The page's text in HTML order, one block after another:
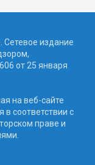
издание
от 25 января
на веб-сайте
в соответствии с
праве и